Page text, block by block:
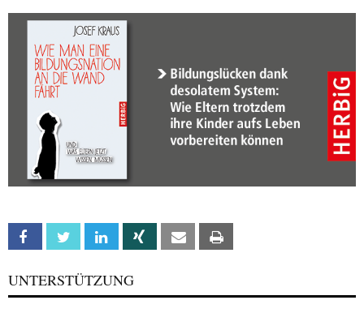
Facebook Twitter Linkedin Xing Email
UNTERSTÜTZUNG